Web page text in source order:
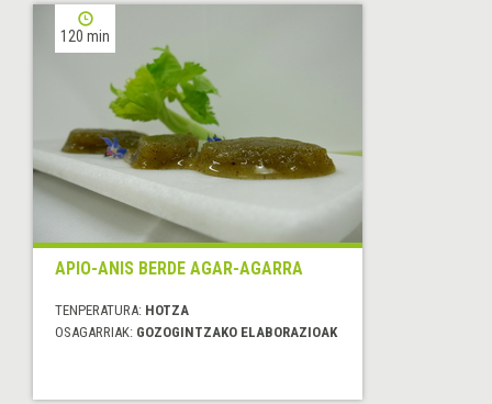
120 min
APIO-ANIS BERDE AGAR-AGARRA
TENPERATURA: HOTZA
OSAGARRIAK: GOZOGINTZAKO ELABORAZIOAK